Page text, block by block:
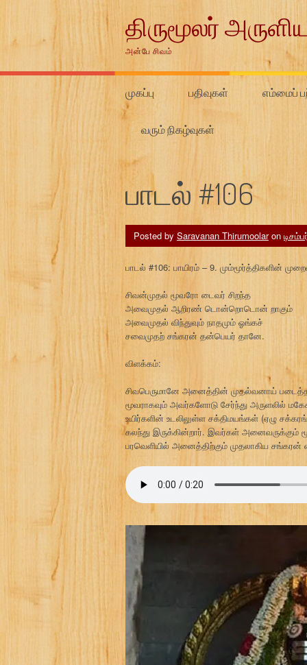
திருமூலர்
அன்பே சிவம்
முகப்பு பதிவுகள் எம்மைப்
வரும் நிகழ்வுகள்
பாடல் #106
Posted by Saravanan Thirumoolaron
பாடல் #106: பாயிரம் – 9. மும்மூர்த்திகளின்
சிவன்முதல் மூவரோ டைவர் சிறந்த
அவைமுதல் ஆறிரண் டொன்றொடொன் றாகும்
அவைமுதல் விந்துவும் நாதமும் ஓங்கச்
சவைமுதற் சங்கரன் தன்பெயர் தானே.
விளக்கம்:
சிவபெருமானே அனைத்தின் முதல்வனாய்
மூவராகவும் அவர்களோடு சேர்ந்து அருளலில்
உயிர்களின் உடலிலுள்ள சக்திமயங்கள் (ஏழு
கலந்து இருக்கின்றார். இவர்கள் அனைவருக்கும்
பரவெளியில் அனைத்திற்கும் முதலாகிய சங்கரன்